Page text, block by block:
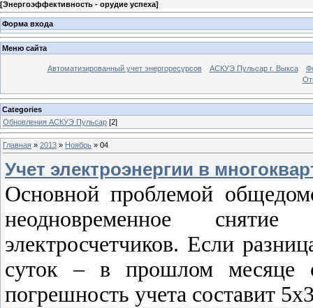
[Энергоэффективность - орудие успеха]
Форма входа
Меню сайта
Автоматизированный учет энергоресурсов АСКУЭ Пульсар г. Выкса
Categories
Обновления АСКУЭ Пульсар [2]
Главная » 2013 » Ноябрь » 04
Учет электроэнергии в
Основной проблемой
неодновременное
электросчетчиков. Если
суток – в прошлом
погрешность учета составит